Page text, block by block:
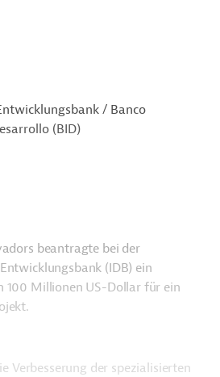
/ Banco
(BID)
beantragte bei der
(IDB) ein
100 Millionen US-Dollar für ein
Verbesserung der spezialisierten